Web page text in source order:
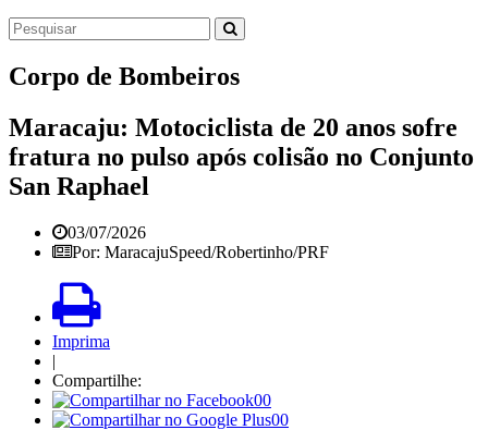
Corpo de Bombeiros
Maracaju: Motociclista de 20 anos sofre
fratura no pulso após colisão no Conjunto
San Raphael
03/07/2026
Por: MaracajuSpeed/Robertinho/PRF
Imprima
|
Compartilhe:
00
00